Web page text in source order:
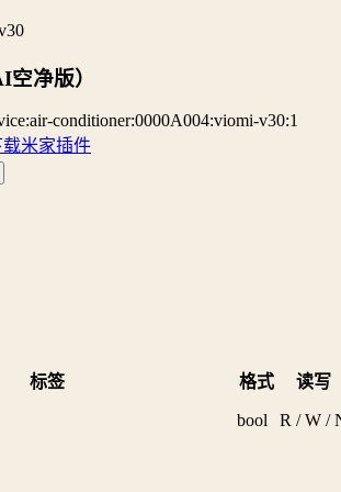
净版）
conditioner:0000A004:viomi-v30:1
载米家插件
标签 格式 读写
bool R / W /